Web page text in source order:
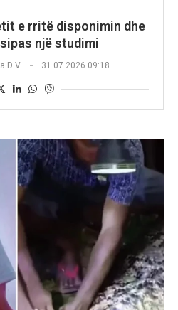
e rritë disponimin dhe
një studimi
D V 31.07.2026 09:18